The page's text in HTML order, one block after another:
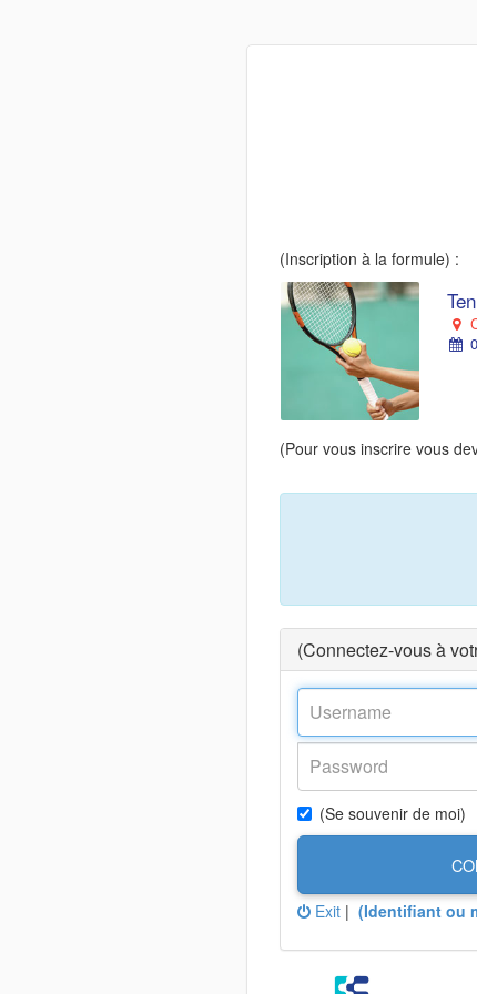
(Inscription à la formule) :
(Pour vous inscrire vous
(Connectez-vous à
(Se souvenir de moi)
Exit | (Identifiant ou